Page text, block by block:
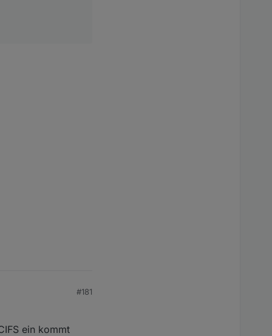
#181
ein kommt